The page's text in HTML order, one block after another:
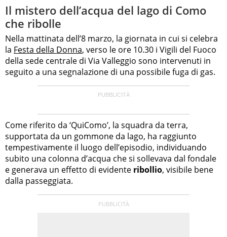
Il mistero dell’acqua del lago di Como
che ribolle
Nella mattinata dell’8 marzo, la giornata in cui si celebra
la Festa della Donna, verso le ore 10.30 i Vigili del Fuoco
della sede centrale di Via Valleggio sono intervenuti in
seguito a una segnalazione di una possibile fuga di gas.
Come riferito da ‘QuiComo’, la squadra da terra,
supportata da un gommone da lago, ha raggiunto
tempestivamente il luogo dell’episodio, individuando
subito una colonna d’acqua che si sollevava dal fondale
e generava un effetto di evidente ribollio, visibile bene
dalla passeggiata.